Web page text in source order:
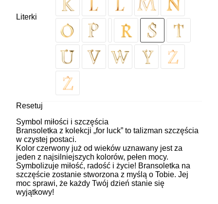
Literki
Resetuj
Symbol miłości i szczęścia
Bransoletka z kolekcji „for luck” to talizman szczęścia
w czystej postaci.
Kolor czerwony już od wieków uznawany jest za
jeden z najsilniejszych kolorów, pełen mocy.
Symbolizuje miłość, radość i życie! Bransoletka na
szczęście zostanie stworzona z myślą o Tobie. Jej
moc sprawi, że każdy Twój dzień stanie się
wyjątkowy!